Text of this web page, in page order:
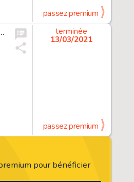
passez premium
des Jouets Original Art Illustration (Studios Hergé / Hergé, 1978).
terminée
13/03/2021
passez premium
pour bénéficier